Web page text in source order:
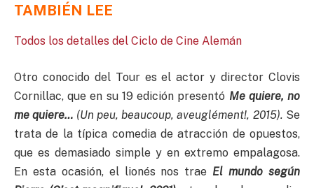
TAMBIÉN LEE
Todos los detalles del Ciclo de Cine Alemán
Otro conocido del Tour es el actor y director Clovis
Cornillac, que en su 19 edición presentó Me quiere, no
me quiere… (Un peu, beaucoup, aveuglément!, 2015). Se
trata de la típica comedia de atracción de opuestos,
que es demasiado simple y en extremo empalagosa.
En esta ocasión, el lionés nos trae El mundo según